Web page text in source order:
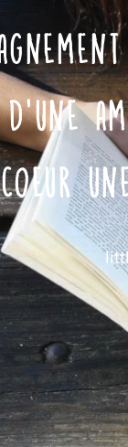
d’une
coeur
little
sister